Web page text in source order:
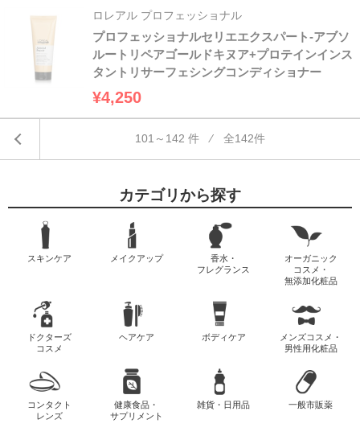
ロレアル プロフェッショナル
プロフェッショナルセリエエクスパート-アブソ
ルートリペアゴールドキヌア+プロテインインス
タントリサーフェシングコンディショナー
¥4,250
101～142 件 ⁄ 全142件
カテゴリから探す
スキンケア メイクアップ
香水・
フレグランス
オーガニック
コスメ・
無添加化粧品
ドクターズ
コスメ
ヘアケア ボディケア
メンズコスメ・
男性用化粧品
コンタクト
レンズ
健康食品・
サプリメント
雑貨・日用品 一般市販薬